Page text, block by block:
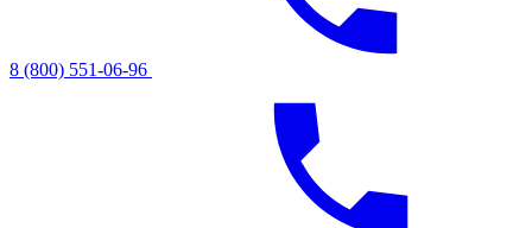
8 (800) 551-06-96